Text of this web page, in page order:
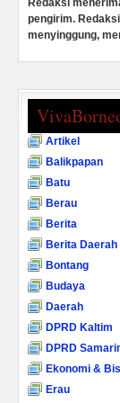
Redaksi
pengirim.
menyinggung,
Artikel
Balikpapan
Batu
Berau
Berita
Berita Daerah
Bontang
Budaya
Daerah
DPRD Kaltim
DPRD
Ekonomi &
Erau